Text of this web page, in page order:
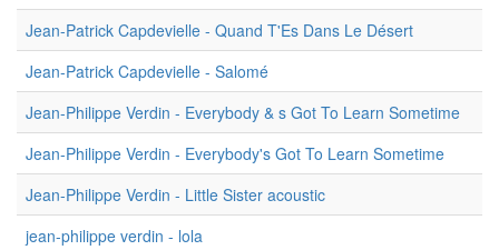
Jean-Patrick Capdevielle - Quand T'Es Dans Le Désert
Jean-Patrick Capdevielle - Salomé
Jean-Philippe Verdin - Everybody & s Got To Learn Sometime
Jean-Philippe Verdin - Everybody's Got To Learn Sometime
Jean-Philippe Verdin - Little Sister acoustic
jean-philippe verdin - lola